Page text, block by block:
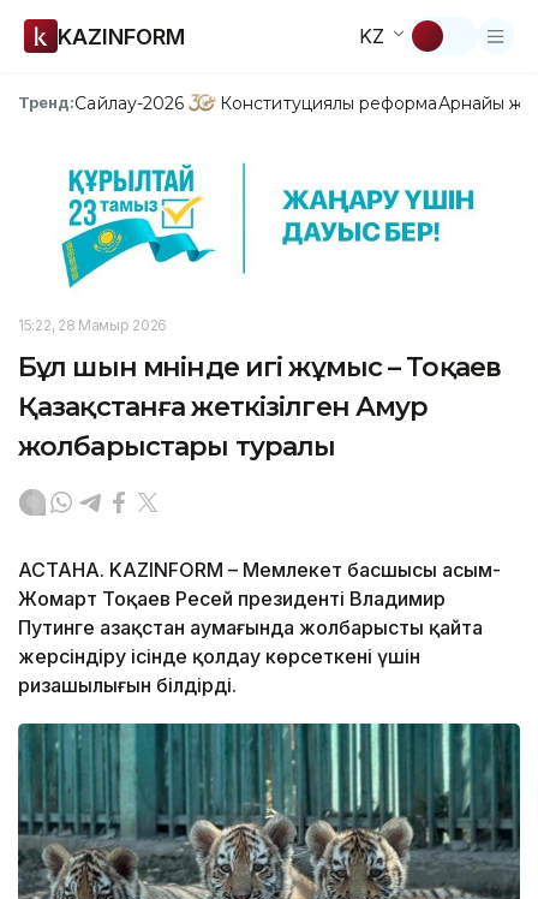
KAZINFORM KZ
Тренд:Сайлау-2026 Конституциялық реформаАрнайы
15:22, 28 Мамыр 2026
Бұл шын мәнінде игі жұмыс – Тоқаев
Қазақстанға жеткізілген Амур
жолбарыстары туралы
АСТАНА. KAZINFORM – Мемлекет басшысы Қасым-
Жомарт Тоқаев Ресей президенті Владимир
Путинге Қазақстан аумағында жолбарысты қайта
жерсіндіру ісінде қолдау көрсеткені үшін
ризашылығын білдірді.